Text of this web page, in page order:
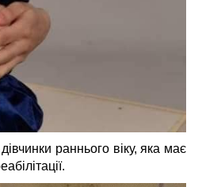
раннього віку, яка має